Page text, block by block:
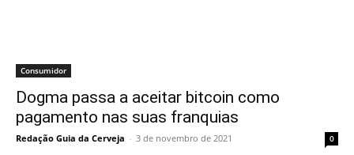
Consumidor
Dogma passa a aceitar bitcoin como
pagamento nas suas franquias
Redação Guia da Cerveja - 3 de novembro de 2021 0